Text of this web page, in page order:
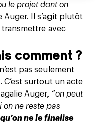
le projet dont on
Auger. Il s’agit plutôt
avec
comment ?
pas seulement
surtout un acte
Auger, “on peut
ne reste pas
ne le finalise